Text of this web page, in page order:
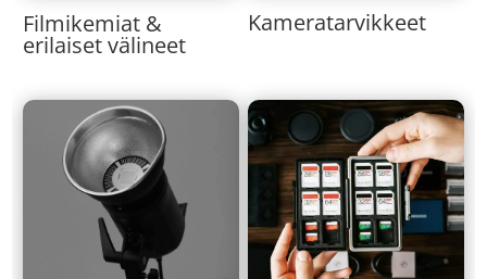
Filmikemiat &
erilaiset välineet
Kameratarvikkeet